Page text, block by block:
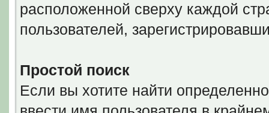
расположенной сверху каждой
пользователей,
Простой поиск
Если вы хотите найти